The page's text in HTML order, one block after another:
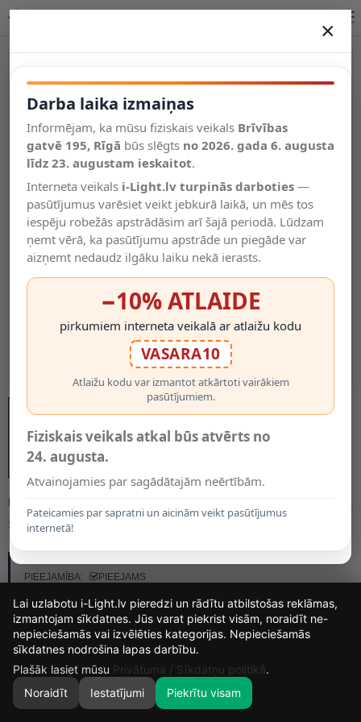
Salīdzināt
Vēlmju
saraksts
Valodas
0
MODELIS:
54.00€
PIEEJAMĪBA:
PIEEJAMS
×
Darba laika izmaiņas
Informējam, ka mūsu fiziskais veikals Brīvības
gatvē 195, Rīgā būs slēgts no 2026. gada 6. augusta
līdz 23. augustam ieskaitot.
Interneta veikals i-Light.lv turpinās darboties —
pasūtījumus varēsiet veikt jebkurā laikā, un mēs tos
iespēju robežās apstrādāsim arī šajā periodā. Lūdzam
ņemt vērā, ka pasūtījumu apstrāde un piegāde var
aizņemt nedaudz ilgāku laiku nekā ierasts.
−10% ATLAIDE
pirkumiem interneta veikalā ar atlaižu kodu
VASARA10
Atlaižu kodu var izmantot atkārtoti vairākiem
pasūtījumiem.
Fiziskais veikals atkal būs atvērts no
24. augusta.
Atvainojamies par sagādātajām neērtībām.
Pateicamies par sapratni un aicinām veikt pasūtījumus
internetā!
12
DIENAS
14
STUNDAS
48
MIN.
45
Lai uzlabotu i-Light.lv pieredzi un rādītu atbilstošas reklāmas,
izmantojam sīkdatnes. Jūs varat piekrist visām, noraidīt ne-
nepieciešamās vai izvēlēties kategorijas. Nepieciešamās
sīkdatnes nodrošina lapas darbību.
Plašāk lasiet mūsu Privātuma / Sīkdatņu politikā.
Noraidīt
Iestatījumi Piekrītu visam